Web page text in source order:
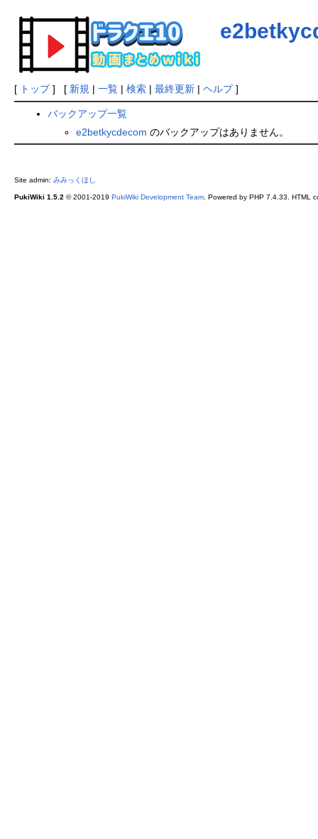
[ トップ] [ 新規 | 一覧| 検索| 最終更新| ヘルプ]
バックアップ一覧
e2betkycdecom のバックアップはありません。
Site admin: みみっくほし
PukiWiki 1.5.2 © 2001-2019 PukiWiki Development Team. Powered by PHP 7.4.33. HTML